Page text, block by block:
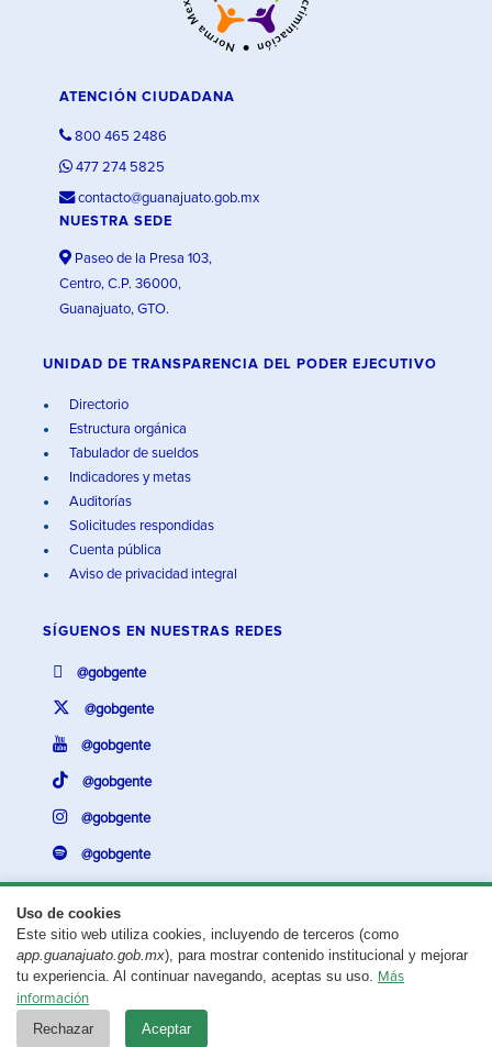
Uso de cookies
Este sitio web utiliza cookies, incluyendo de terceros (como
app.guanajuato.gob.mx), para mostrar contenido institucional y mejorar
tu experiencia. Al continuar navegando, aceptas su uso. Más
información
Rechazar Aceptar
ATENCIÓN CIUDADANA
800 465 2486
477 274 5825
contacto@guanajuato.gob.mx
NUESTRA SEDE
Paseo de la Presa 103,
Centro, C.P. 36000,
Guanajuato, GTO.
UNIDAD DE TRANSPARENCIA DEL PODER EJECUTIVO
Directorio
Estructura orgánica
Tabulador de sueldos
Indicadores y metas
Auditorías
Solicitudes respondidas
Cuenta pública
Aviso de privacidad integral
SÍGUENOS EN NUESTRAS REDES
@gobgente
@gobgente
@gobgente
@gobgente
@gobgente
@gobgente
¿Existe algún problema con esta página?Repórtalo aquí.
Aviso legal